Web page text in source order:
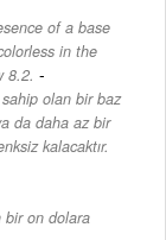
of a base
in the
8.2. -
olan bir baz
da daha az bir
kalacaktır.
bir on dolara